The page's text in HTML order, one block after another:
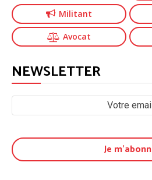
Militant
Avocat
NEWSLETTER